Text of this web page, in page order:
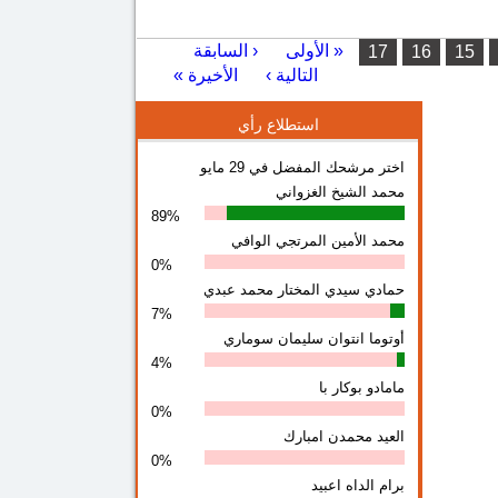
العنصرية وخطاب الكراهية /ذ/ النعمه أحمد زيدان
« الأولى ‹ السابقة 15
16
17
التالية ›
الأخيرة »
استطلاع رأي
اختر مرشحك المفضل في 29 مايو
محمد الشيخ الغزواني
89%
محمد الأمين المرتجي الوافي
0%
حمادي سيدي المختار محمد عبدي
7%
أوتوما انتوان سلیمان سوماري
4%
مامادو بوكار با
0%
العيد محمدن امبارك
0%
برام الداه اعبيد